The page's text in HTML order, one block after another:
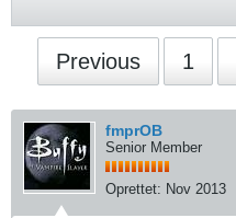
Previous 1
fmprOB
Senior Member
Oprettet: Nov 2013